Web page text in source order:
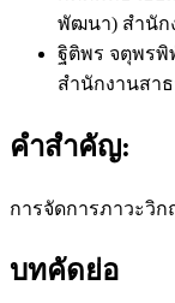
พัฒนา) สำนัก
ฐิติพร จตุพรพิ
สำนักงานสา
คำสำคัญ:
การจัดการภาวะวิก
บทคัดย่อ